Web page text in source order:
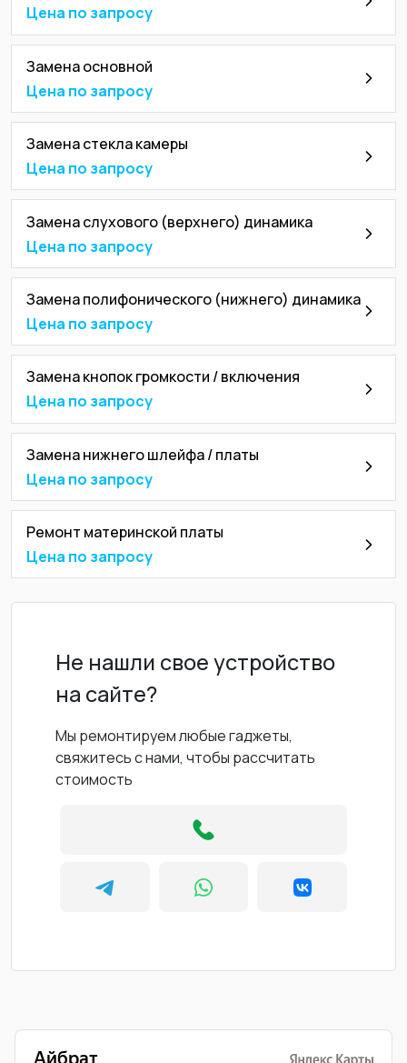
Цена по запросу
Замена основной
Цена по запросу
Замена стекла камеры
Цена по запросу
Замена слухового (верхнего) динамика
Цена по запросу
Замена полифонического (нижнего) динамика
Цена по запросу
Замена кнопок громкости / включения
Цена по запросу
Замена нижнего шлейфа / платы
Цена по запросу
Ремонт материнской платы
Цена по запросу
Не нашли свое устройство
на сайте?
Мы ремонтируем любые гаджеты,
свяжитесь с нами, чтобы рассчитать
стоимость